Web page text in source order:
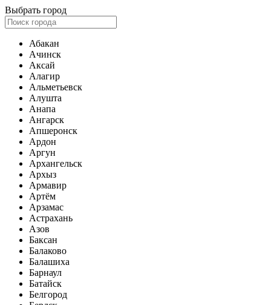
Выбрать город
Абакан
Ачинск
Аксай
Алагир
Альметьевск
Алушта
Анапа
Ангарск
Апшеронск
Ардон
Аргун
Архангельск
Архыз
Армавир
Артём
Арзамас
Астрахань
Азов
Баксан
Балаково
Балашиха
Барнаул
Батайск
Белгород